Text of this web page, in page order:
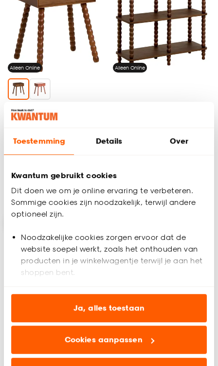
Toestemming Details Over
Kwantum gebruikt cookies
Dit doen we om je online ervaring te verbeteren.
Sommige cookies zijn noodzakelijk, terwijl andere
optioneel zijn.
Noodzakelijke cookies zorgen ervoor dat de
website soepel werkt, zoals het onthouden van
producten in je winkelwagentje terwijl je aan het
shoppen bent.
Analytische cookies (optioneel) helpen ons de
website te verbeteren voor jou en al onze andere
Marketing cookies (optioneel) laten jou
relevante informatie en aanbiedingen zien op
Ja, alles toestaan
Cookies aanpassen
Alleen Online
Nachtkastje Lozio
Bruin
4.7(
50.
-
Binnen 2-3 werkdagen bezorgd
Alleen Online
13 )
Binnen 2-3 werkdagen bezorgd
Nachtkastje Lozio